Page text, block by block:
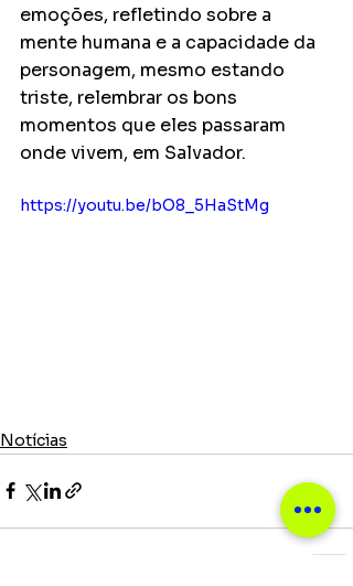
emoções, refletindo sobre a
mente humana e a capacidade da
personagem, mesmo estando
triste, relembrar os bons
momentos que eles passaram
onde vivem, em Salvador.
https://youtu.be/bO8_5HaStMg
Notícias